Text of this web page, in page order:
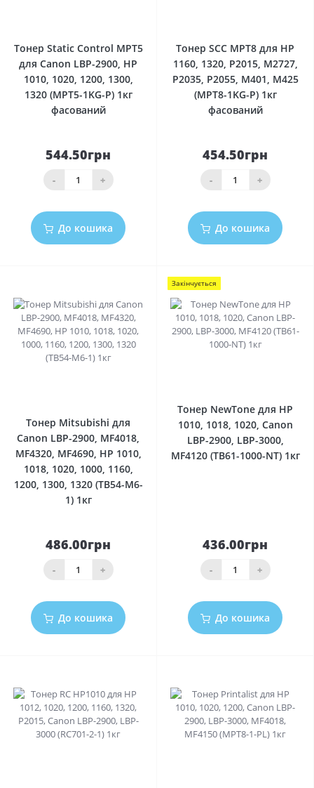
Тонер Static Control MPT5
для Canon LBP-2900, HP
1010, 1020, 1200, 1300,
1320 (MPT5-1KG-P) 1кг
фасований
544.50грн
- +
До кошика
Тонер SCC MPT8 для HP
1160, 1320, P2015, M2727,
P2035, P2055, M401, M425
(MPT8-1KG-P) 1кг
фасований
454.50грн
- +
До кошика
Тонер Mitsubishi для
Canon LBP-2900, MF4018,
MF4320, MF4690, HP 1010,
1018, 1020, 1000, 1160,
1200, 1300, 1320 (TB54-M6-
1) 1кг
486.00грн
- +
До кошика
Закінчується
Тонер NewTone для HP
1010, 1018, 1020, Canon
LBP-2900, LBP-3000,
MF4120 (TB61-1000-NT) 1кг
436.00грн
- +
До кошика